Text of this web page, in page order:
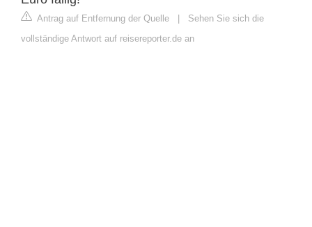
Antrag auf Entfernung der Quelle | Sehen Sie sich die
vollständige Antwort auf reisereporter.de an